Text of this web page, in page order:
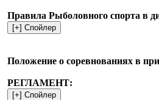
Правила Рыболовного спорта в
Положение о соревнованиях в
РЕГЛАМЕНТ: